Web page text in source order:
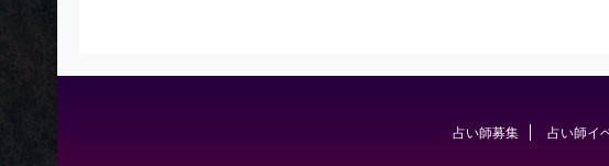
占い師募集 占い師イ